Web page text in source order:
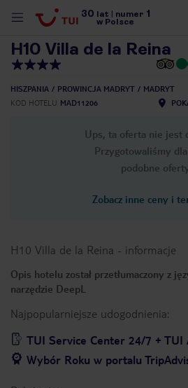
30 lat numer 1
w Polsce
H10 Villa de la Reina
HISZPANIA PROWINCJA MADRYT
MADRYT
KOD HOTELU MAD11206
Ups, ta oferta nie jest
Przygotowaliśmy
podobne
Zobacz inne ceny i
H10 Villa de la Reina - informacje
Opis hotelu został przetłumaczony z
narzędzie DeepL
Najpopularniejsze udogodnienia:
TUI Service Center 24/7 + TUI
Wybór Roku w portalu